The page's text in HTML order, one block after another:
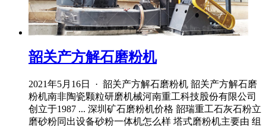
韶关产方解石磨粉机
2021年5月16日 · 韶关产方解石磨粉机 韶关产方解石磨
粉机南非陶瓷颗粒研磨机械河南重工科技股份有限公司
创立于1987 ... 深圳矿石磨粉机价格 韶瑞重工石灰石粉立
磨砂粉同出设备砂粉一体机怎么样 塔式磨粉机主要由 组